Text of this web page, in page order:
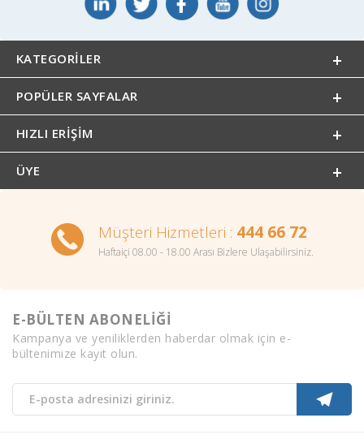
KATEGORILER
POPÜLER SAYFALAR
HIZLI ERIŞIM
ÜYE
Müşteri Hizmetleri : 444 66 72
Haftaiçi 08.00 - 18.00 Arası Bizlere Ulaşabilirsiniz.
E-BÜLTEN ABONELİĞİ
Kampanya ve yeniliklerden haberdar olmak için e-
bültenimize kayıt olun.